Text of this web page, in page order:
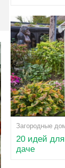
Загородные
20 идей
даче